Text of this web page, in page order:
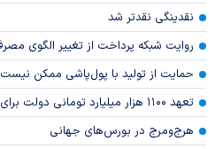
نقدینگی نقدتر شد
روایت شبکه پرداخت از تغییر الگوی
حمایت از تولید با پول‌پاشی ممکن نیست
تعهد ۱۱۰۰ هزار میلیارد تومانی دولت برای تامین کالابرگ
هرج‌ومرج در بورس‌های جهانی